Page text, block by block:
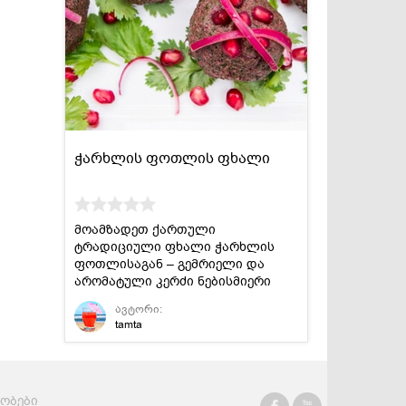
ჭარხლის ფოთლის ფხალი
მოამზადეთ ქართული
ტრადიციული ფხალი ჭარხლის
ფოთლისაგან – გემრიელი და
არომატული კერძი ნებისმიერი
სუფრისათვის.
ავტორი:
tamta